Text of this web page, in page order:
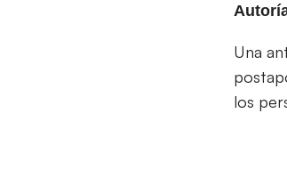
Una
los